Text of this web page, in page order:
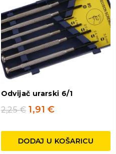
Odvijač urarski 6/1
2,25€ 1,91€
DODAJ U KOŠARICU